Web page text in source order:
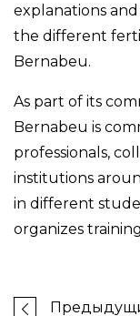
explanations
the different
Bernabeu.
As part of its
Bernabeu is
professionals,
institutions
in different
organizes